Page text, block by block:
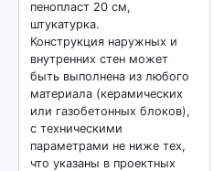
пенопласт 20 см,
штукатурка.
Конструкция наружных и
внутренних стен может
быть выполнена из любого
материала (керамических
или газобетонных блоков),
с техническими
параметрами не ниже тех,
что указаны в проектных